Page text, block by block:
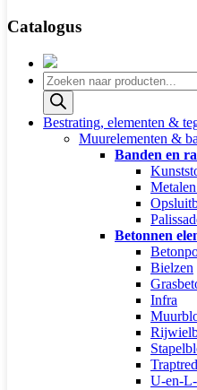
Catalogus
Producten
zoeken
Bestrating, elementen &
Muurelementen &
Banden en
Betonnen
Bielzen
Infra
U-en-L-